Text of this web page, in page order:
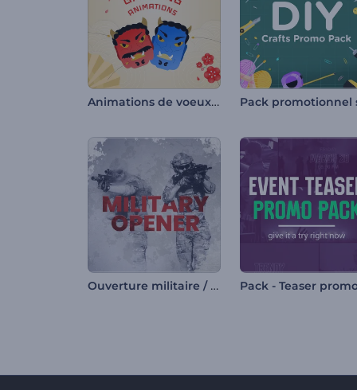
Animations de voeux Setsubun
Ouverture militaire / Jour de la Victoire